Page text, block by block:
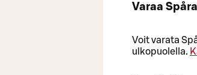
Varaa
Voit varata
ulkopuolella.